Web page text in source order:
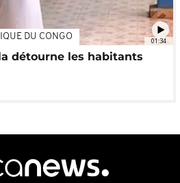
01:34
DU CONGO
détourne les habitants